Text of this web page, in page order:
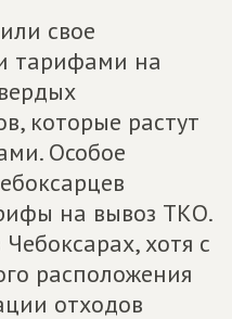
свое
тарифами на
которые растут
Особое
на вывоз ТКО.
хотя с
расположения
отходов